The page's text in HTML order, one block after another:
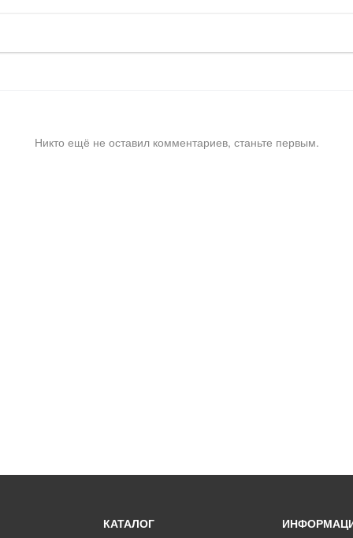
Никто ещё не оставил комментариев, станьте первым.
КАТАЛОГ